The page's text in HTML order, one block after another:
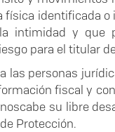
identificada o
intimidad y que
para el titular
las personas
fiscal y
su libre
Protección.